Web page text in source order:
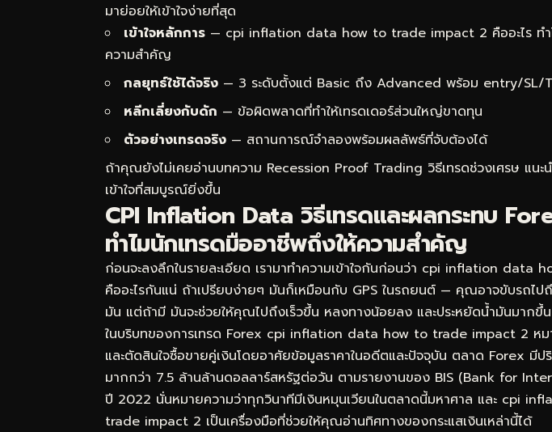
มาย่อยให้เข้าใจง่ายที่สุด
เข้าใจหลักการ — cpi inflation data how to trade impact 2 คืออะไร ทำ
ความสำคัญ
กลยุทธ์ใช้ได้จริง — 3 ระดับตั้งแต่ Basic ถึง Advanced พร้อม entry/SL/
หลีกเลี่ยงกับดัก — ข้อผิดพลาดที่ทำให้เทรดเดอร์ส่วนใหญ่ขาดทุน
ตัวอย่างเทรดจริง — สถานการณ์จำลองพร้อมผลลัพธ์ที่จับต้องได้
ถ้าคุณยังไม่เคยอ่านบทความ Recession Proof Trading วิธีเทรดช่วงเศรษ แนะ
เข้าใจที่สมบูรณ์ยิ่งขึ้น
CPI Inflation Data วิธีเทรดและผลกระทบ
ทำไมนักเทรดมืออาชีพถึงให้ความสำคัญ
ก่อนจะลงลึกในรายละเอียด เรามาทำความเข้าใจกันก่อนว่า cpi inflation
คืออะไรกันแน่ ถ้าเปรียบง่ายๆ มันก็เหมือนกับ GPS ในรถยนต์ — คุณอาจขับรถไป
มัน แต่ถ้ามี มันจะช่วยให้คุณไปถึงเร็วขึ้น หลงทางน้อยลง และประหยัดน้ำมันมากขึ้น
ในบริบทของการเทรด Forex cpi inflation data how to trade impact 2 หมา
และตัดสินใจซื้อขายคู่เงินโดยอาศัยข้อมูลราคาในอดีตและปัจจุบัน ตลาด Forex มี
มากกว่า 7.5 ล้านล้านดอลลาร์สหรัฐต่อวัน ตามรายงานของ BIS (Bank for
ปี 2022 นั่นหมายความว่าทุกวินาทีมีเงินหมุนเวียนในตลาดนี้มหาศาล และ cpi
trade impact 2 เป็นเครื่องมือที่ช่วยให้คุณอ่านทิศทางของกระแสเงินเหล่านี้ได้